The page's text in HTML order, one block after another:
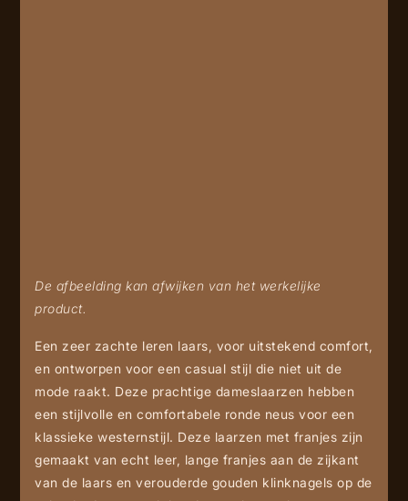
De afbeelding kan afwijken van het werkelijke
product.
Een zeer zachte leren laars, voor uitstekend comfort,
en ontworpen voor een casual stijl die niet uit de
mode raakt. Deze prachtige dameslaarzen hebben
een stijlvolle en comfortabele ronde neus voor een
klassieke westernstijl. Deze laarzen met franjes zijn
gemaakt van echt leer, lange franjes aan de zijkant
van de laars en verouderde gouden klinknagels op de